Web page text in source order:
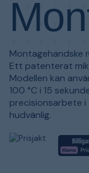
Montagehandske
Ett patenterat
Modellen kan
100 °C i 15
precisionsarbete i
hudvänlig.